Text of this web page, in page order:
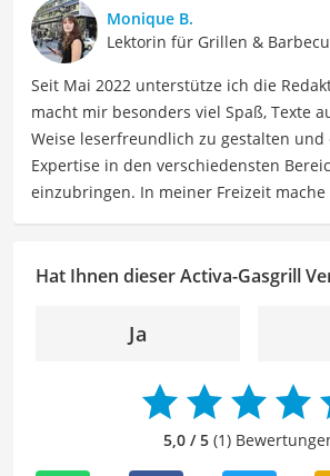
Monique B.
Lektorin für Grillen &
Seit Mai 2022 unterstütze ich die
macht mir besonders viel Spaß, Texte
Weise leserfreundlich zu gestalten und
Expertise in den verschiedensten
einzubringen. In meiner Freizeit
Klarheit, Verständlichkeit und
Ausdruck der Texte zu verbessern, um
angenehme Leseerfahrung zu bieten.
langjährige Erfahrung als Lektorin will
beitragen, dass die Inhalte unserer
präsentiert werden und ihre volle
Hat Ihnen dieser Activa-Gasgrill
Ja
5,0 / 5(1)